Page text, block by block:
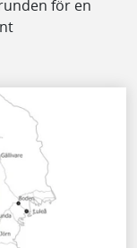
för en